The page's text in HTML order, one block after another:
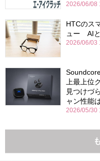
2026/06/08
HTCのス
ュー AIと
2026/06/03
上最上位
見つけづ
ャン性能
2026/05/30